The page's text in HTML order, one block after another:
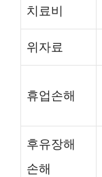
치료비
위자료
휴업손해
후유장해
손해